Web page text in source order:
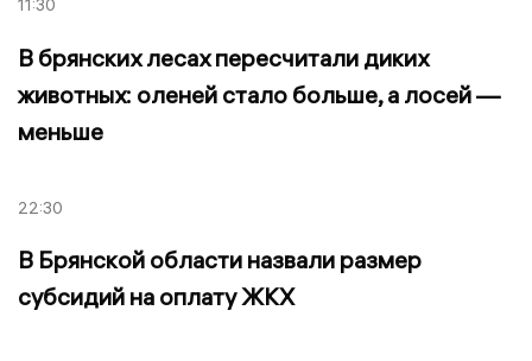
11:30
В брянских лесах пересчитали диких
животных: оленей стало больше, а лосей —
меньше
22:30
В Брянской области назвали размер
субсидий на оплату ЖКХ